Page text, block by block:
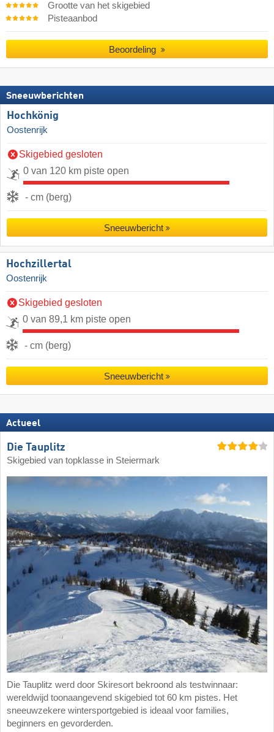
Grootte van het skigebied
Pisteaanbod
Beoordeling
Sneeuwberichten
Hochkönig
Oostenrijk
Skigebied gesloten
0 van 120 km piste open
- cm (berg)
Sneeuwbericht
Hochzillertal
Oostenrijk
Skigebied gesloten
0 van 89,1 km piste open
- cm (berg)
Sneeuwbericht
Actueel
Die Tauplitz
Skigebied van topklasse in Steiermark
Die Tauplitz werd door Skiresort bekroond als testwinnaar:
wereldwijd toonaangevend skigebied tot 60 km pistes. Het
sneeuwzekere wintersportgebied is ideaal voor families,
beginners en gevorderden.